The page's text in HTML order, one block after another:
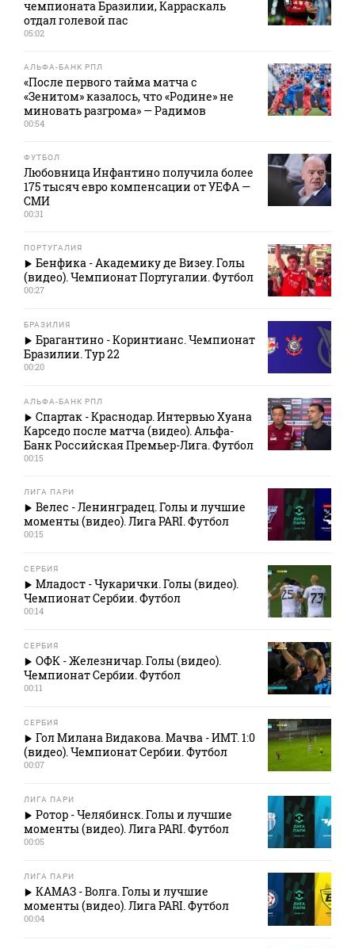
чемпионата Бразилии, Карраскаль
отдал голевой пас
05:02
АЛЬФА-БАНК РПЛ
«После первого тайма матча с
«Зенитом» казалось, что «Родине» не
миновать разгрома» — Радимов
00:54
ФУТБОЛ
Любовница Инфантино получила более
175 тысяч евро компенсации от УЕФА —
СМИ
00:31
ПОРТУГАЛИЯ
Бенфика - Академику де Визеу. Голы
(видео). Чемпионат Португалии. Футбол
00:27
БРАЗИЛИЯ
Брагантино - Коринтианс. Чемпионат
Бразилии. Тур 22
00:20
АЛЬФА-БАНК РПЛ
Спартак - Краснодар. Интервью Хуана
Карседо после матча (видео). Альфа-
Банк Российская Премьер-Лига. Футбол
00:15
ЛИГА ПАРИ
Велес - Ленинградец. Голы и лучшие
моменты (видео). Лига PARI. Футбол
00:15
СЕРБИЯ
Младост - Чукарички. Голы (видео).
Чемпионат Сербии. Футбол
00:14
СЕРБИЯ
ОФК - Железничар. Голы (видео).
Чемпионат Сербии. Футбол
00:11
СЕРБИЯ
Гол Милана Видакова. Мачва - ИМТ. 1:0
(видео). Чемпионат Сербии. Футбол
00:07
ЛИГА ПАРИ
Ротор - Челябинск. Голы и лучшие
моменты (видео). Лига PARI. Футбол
00:05
ЛИГА ПАРИ
КАМАЗ - Волга. Голы и лучшие
моменты (видео). Лига PARI. Футбол
00:04